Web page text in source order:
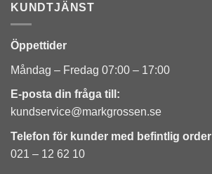
KUNDTJÄNST
Öppettider
Måndag – Fredag 07:00 – 17:00
E-posta din fråga till:
kundservice@markgrossen.se
Telefon för kunder med befintlig order
021 – 12 62 10